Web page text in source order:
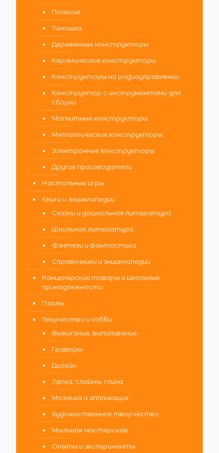
Полесье
Тимошка
Деревянные конструкторы
Керамические конструкторы
Конструкторы на радиоуправлении
Конструктор с инструментами для
сборки
Магнитные конструкторы
Металлические конструкторы
Электронные конструкторы
Другие производители
Настольные игры
Книги и энциклопедии
Сказки и дошкольная литература
Школьная литература
Фэнтези и фантастика
Справочники и энциклопедии
Канцелярские товары и школьные
принадлежности
Пазлы
Творчество и хобби
Выжигание, выпиливание
Гравюры
Дизайн
Лепка, слаймы, глина
Мозаика и аппликация
Художественное творчество
Мыльная мастерская
Опыты и эксперименты